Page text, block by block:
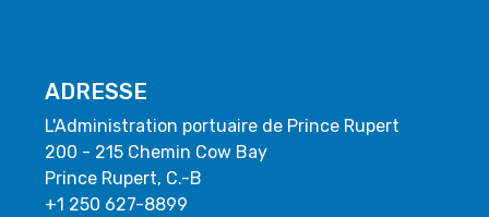
ADRESSE
L'Administration portuaire de Prince Rupert
200 - 215 Chemin Cow Bay
Prince Rupert, C.-B
+1 250 627-8899